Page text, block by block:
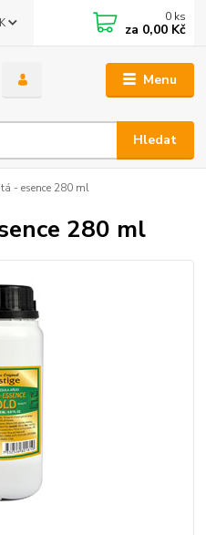
Menu
Hledat
0 ks
za 0,00 Kč
- esence 280 ml
280 ml